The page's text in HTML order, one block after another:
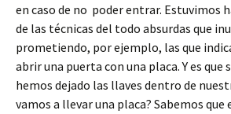
en caso de no poder entrar. Estuvimos
de las técnicas del todo absurdas que
prometiendo, por ejemplo, las que
abrir una puerta con una placa. Y es que
hemos dejado las llaves dentro de
vamos a llevar una placa? Sabemos que